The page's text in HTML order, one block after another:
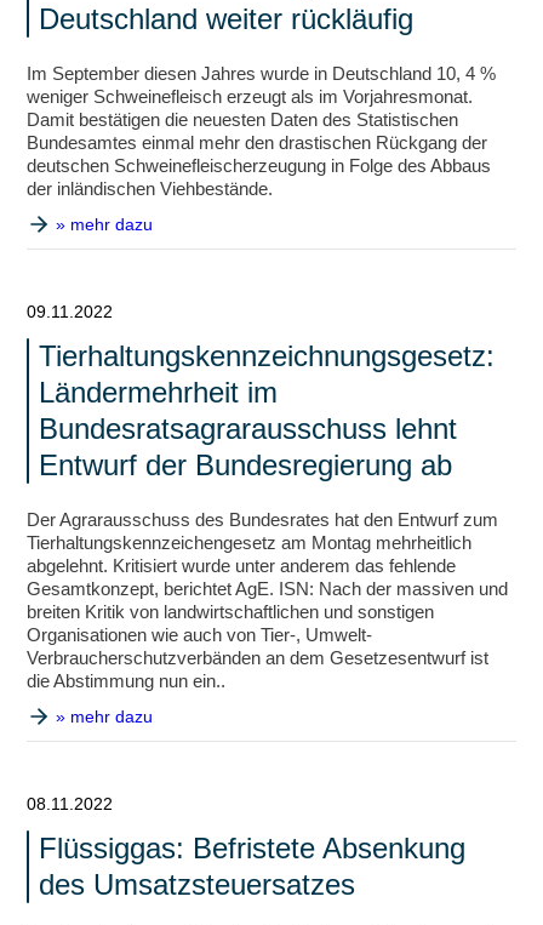
Deutschland weiter rückläufig
Im September diesen Jahres wurde in Deutschland 10, 4 %
weniger Schweinefleisch erzeugt als im Vorjahresmonat.
Damit bestätigen die neuesten Daten des Statistischen
Bundesamtes einmal mehr den drastischen Rückgang der
deutschen Schweinefleischerzeugung in Folge des Abbaus
der inländischen Viehbestände.
» mehr dazu
09.11.2022
Tierhaltungskennzeichnungsgesetz:
Ländermehrheit im
Bundesratsagrarausschuss lehnt
Entwurf der Bundesregierung ab
Der Agrarausschuss des Bundesrates hat den Entwurf zum
Tierhaltungskennzeichengesetz am Montag mehrheitlich
abgelehnt. Kritisiert wurde unter anderem das fehlende
Gesamtkonzept, berichtet AgE. ISN: Nach der massiven und
breiten Kritik von landwirtschaftlichen und sonstigen
Organisationen wie auch von Tier-, Umwelt-
Verbraucherschutzverbänden an dem Gesetzesentwurf ist
die Abstimmung nun ein..
» mehr dazu
08.11.2022
Flüssiggas: Befristete Absenkung
des Umsatzsteuersatzes